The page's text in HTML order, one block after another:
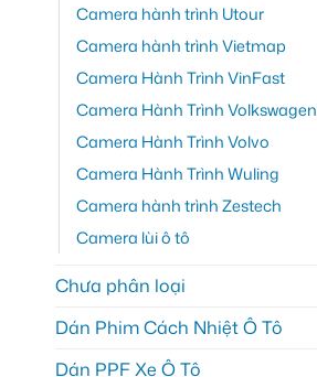
Camera hành trình Utour
Camera hành trình Vietmap
Camera Hành Trình VinFast
Camera Hành Trình Volkswagen
Camera Hành Trình Volvo
Camera Hành Trình Wuling
Camera hành trình Zestech
Camera lùi ô tô
Chưa phân loại
Dán Phim Cách Nhiệt Ô Tô
Dán PPF Xe Ô Tô